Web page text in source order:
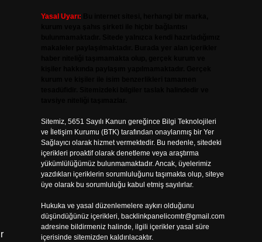
Yasal Uyarı:
Sitemiz, 5651 Sayılı Kanun gereğince Bilgi Teknolojileri
ve İletişim Kurumu (BTK) tarafından onaylanmış bir Yer
Sağlayıcı olarak hizmet vermektedir. Bu nedenle, sitedeki
içerikleri proaktif olarak denetleme veya araştırma
yükümlülüğümüz bulunmamaktadır. Ancak, üyelerimiz
yazdıkları içeriklerin sorumluluğunu taşımakta olup, siteye
üye olarak bu sorumluluğu kabul etmiş sayılırlar.
Hukuka ve yasal düzenlemelere aykırı olduğunu
düşündüğünüz içerikleri, backlinkpanelicomtr@gmail.com
adresine bildirmeniz halinde, ilgili içerikler yasal süre
içerisinde sitemizden kaldırılacaktır.